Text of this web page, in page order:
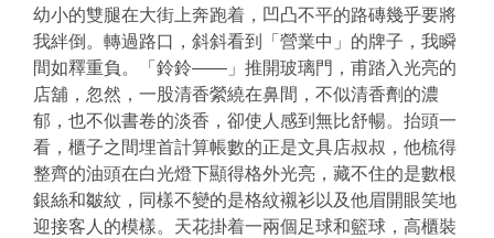
幼小的雙腿在大街上奔跑着，凹凸不平的路磚幾乎要將
我絆倒。轉過路口，斜斜看到「營業中」的牌子，我瞬
間如釋重負。「鈴鈴——」推開玻璃門，甫踏入光亮的
店舖，忽然，一股清香縈繞在鼻間，不似清香劑的濃
郁，也不似書卷的淡香，卻使人感到無比舒暢。抬頭一
看，櫃子之間埋首計算帳數的正是文具店叔叔，他梳得
整齊的油頭在白光燈下顯得格外光亮，藏不住的是數根
銀絲和皺紋，同樣不變的是格紋襯衫以及他眉開眼笑地
迎接客人的模樣。天花掛着一兩個足球和籃球，高櫃裝